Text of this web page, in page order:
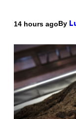
14 hours agoBy